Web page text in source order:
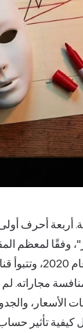
وفقًا لمعظم
مجاراته. لم
الأسعار،
تأثير